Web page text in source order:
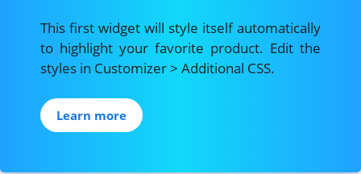
This first widget will style itself automatically
to highlight your favorite product. Edit the
styles in Customizer > Additional CSS.
Learn more